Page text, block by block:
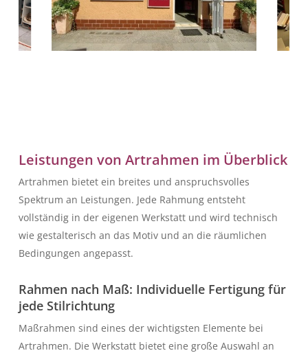
Leistungen von Artrahmen im Überblick
Artrahmen bietet ein breites und anspruchsvolles
Spektrum an Leistungen. Jede Rahmung entsteht
vollständig in der eigenen Werkstatt und wird technisch
wie gestalterisch an das Motiv und an die räumlichen
Bedingungen angepasst.
Rahmen nach Maß: Individuelle Fertigung für
jede Stilrichtung
Maßrahmen sind eines der wichtigsten Elemente bei
Artrahmen. Die Werkstatt bietet eine große Auswahl an